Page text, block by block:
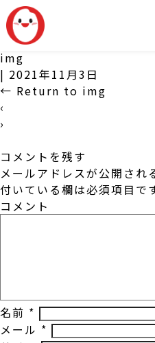
img
| 2021年11月3日
← Return to img
‹
›
コメントを残す
メールアドレスが公開され
付いている欄は必須項目で
コメント
名前 *
メール *